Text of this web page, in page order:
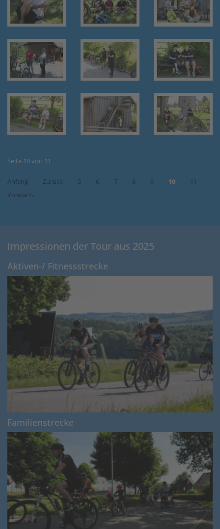
Seite 10 von 11
Anfang Zurück 5 6 7 8 9 10
11
Vorwärts
Impressionen der Tour aus 2025
Aktiven-/ Fitnessstrecke
Familienstrecke